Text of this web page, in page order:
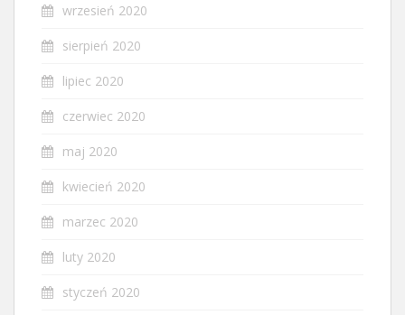
wrzesień 2020
sierpień 2020
lipiec 2020
czerwiec 2020
maj 2020
kwiecień 2020
marzec 2020
luty 2020
styczeń 2020